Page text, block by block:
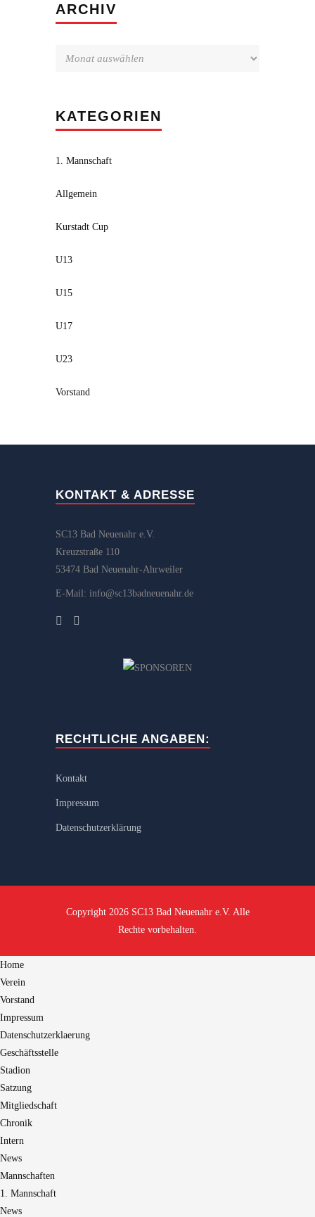
ARCHIV
KATEGORIEN
1. Mannschaft
Allgemein
Kurstadt Cup
U13
U15
U17
U23
Vorstand
KONTAKT & ADRESSE
SC13 Bad Neuenahr e.V.
Kreuzstraße 110
53474 Bad Neuenahr-Ahrweiler
E-Mail: info@sc13badneuenahr.de
RECHTLICHE ANGABEN:
Kontakt
Impressum
Datenschutzerklärung
Copyright 2026 SC13 Bad Neuenahr e.V. Alle
Rechte vorbehalten.
Home
Verein
Vorstand
Impressum
Datenschutzerklaerung
Geschäftsstelle
Stadion
Satzung
Mitgliedschaft
Chronik
Intern
News
Mannschaften
1. Mannschaft
News